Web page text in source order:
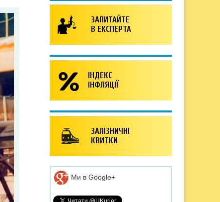
ЗАПИТАЙТЕ
В ЕКСПЕРТА
ІНДЕКС
ІНФЛЯЦІЇ
ЗАЛІЗНИЧНІ
КВИТКИ
Ми в Google+